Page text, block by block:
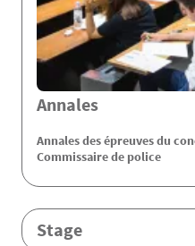
Annales
Annales des épreuves du
Commissaire de police
Stage